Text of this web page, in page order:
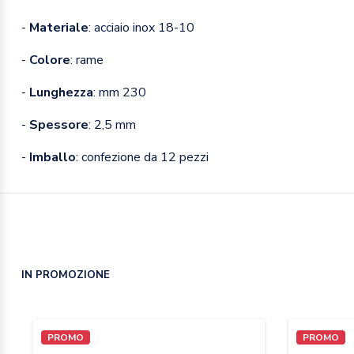
- Materiale: acciaio inox 18-10
- Colore: rame
- Lunghezza: mm 230
- Spessore: 2,5 mm
- Imballo: confezione da 12 pezzi
IN PROMOZIONE
PROMO PROMO